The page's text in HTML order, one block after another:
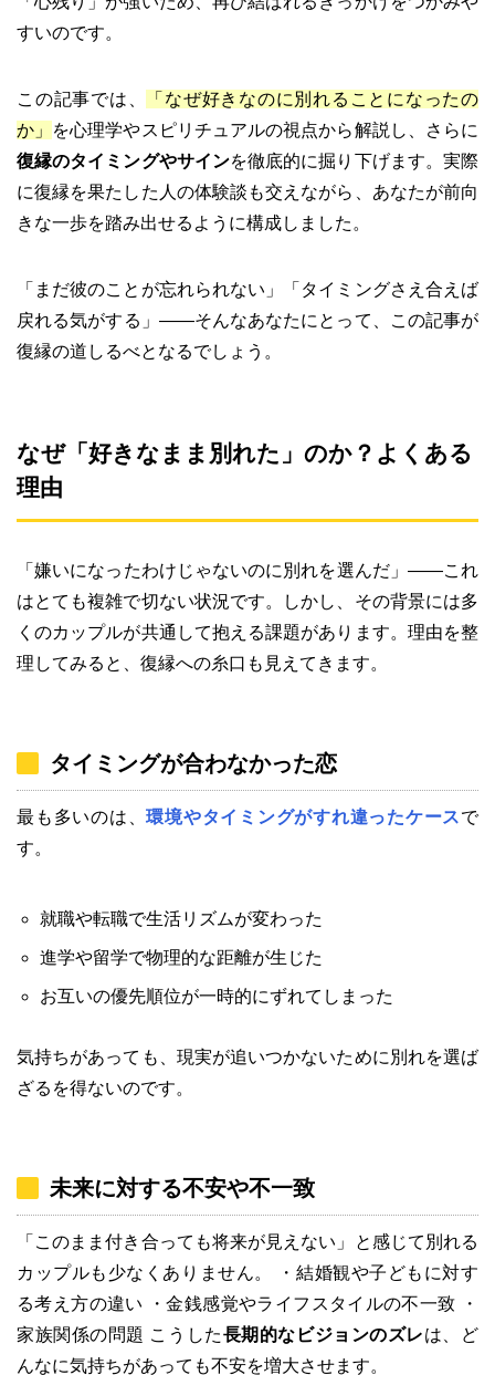
すいのです。
この記事では、
「なぜ好きなのに別れることになったの
か」
を心理学やスピリチュアルの視点から解説し、さらに
復縁のタイミングやサインを徹底的に掘り下げます。実際
に復縁を果たした人の体験談も交えながら、あなたが前向
きな一歩を踏み出せるように構成しました。
「まだ彼のことが忘れられない」「タイミングさえ合えば
戻れる気がする」――そんなあなたにとって、この記事が
復縁の道しるべとなるでしょう。
なぜ「好きなまま別れた」のか？よくある
理由
「嫌いになったわけじゃないのに別れを選んだ」――これ
はとても複雑で切ない状況です。しかし、その背景には多
くのカップルが共通して抱える課題があります。理由を整
理してみると、復縁への糸口も見えてきます。
タイミングが合わなかった恋
最も多いのは、環境やタイミングがすれ違ったケースで
す。
就職や転職で生活リズムが変わった
進学や留学で物理的な距離が生じた
お互いの優先順位が一時的にずれてしまった
気持ちがあっても、現実が追いつかないために別れを選ば
ざるを得ないのです。
未来に対する不安や不一致
「このまま付き合っても将来が見えない」と感じて別れる
カップルも少なくありません。 ・結婚観や子どもに対す
る考え方の違い ・金銭感覚やライフスタイルの不一致 ・
家族関係の問題 こうした長期的なビジョンのズレは、ど
んなに気持ちがあっても不安を増大させます。